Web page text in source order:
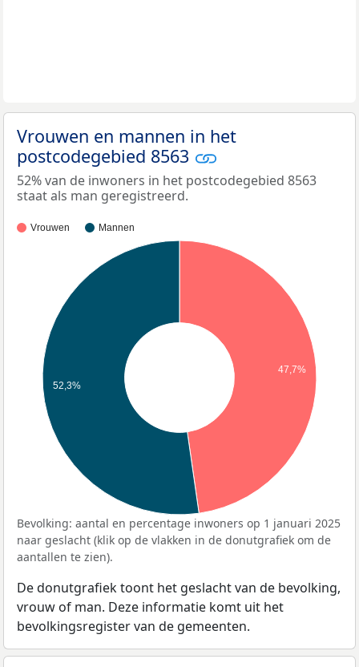
Vrouwen en mannen in het
postcodegebied 8563
52% van de inwoners in het postcodegebied 8563
staat als man geregistreerd.
Vrouwen Mannen
47,7%
52,3%
Bevolking: aantal en percentage inwoners op 1 januari 2025
naar geslacht (klik op de vlakken in de donutgrafiek om de
aantallen te zien).
De donutgrafiek toont het geslacht van de bevolking,
vrouw of man. Deze informatie komt uit het
bevolkingsregister van de gemeenten.